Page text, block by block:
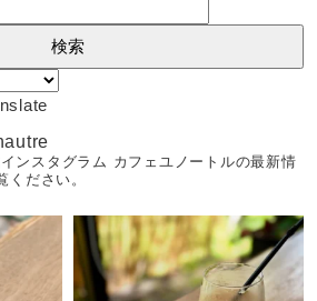
ンスタグラム カフェユノートルの最新情
ください。